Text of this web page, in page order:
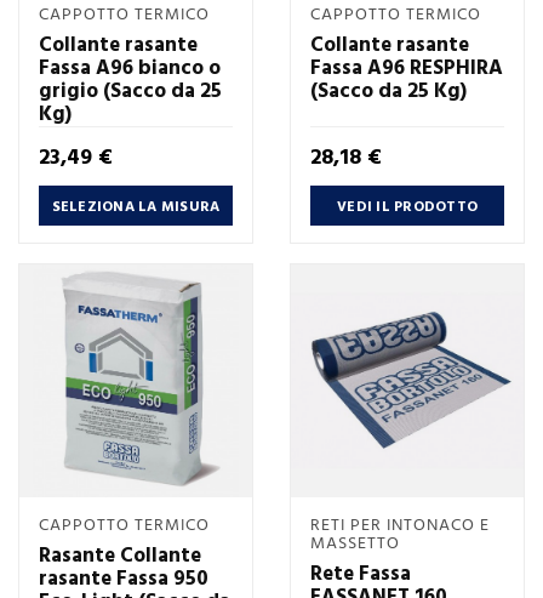
CAPPOTTO TERMICO
Collante rasante
Fassa A96 bianco o
grigio (Sacco da 25
Kg)
Prezzo
23,49 €
SELEZIONA LA MISURA
CAPPOTTO TERMICO
Collante rasante
Fassa A96 RESPHIRA
(Sacco da 25 Kg)
Prezzo
28,18 €
VEDI IL PRODOTTO
CAPPOTTO TERMICO
Rasante Collante
rasante Fassa 950
RETI PER INTONACO E
MASSETTO
Rete Fassa